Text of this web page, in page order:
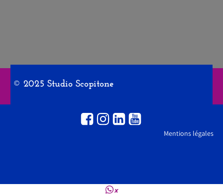
© 2025 Studio Scopitone
Mentions légales
×